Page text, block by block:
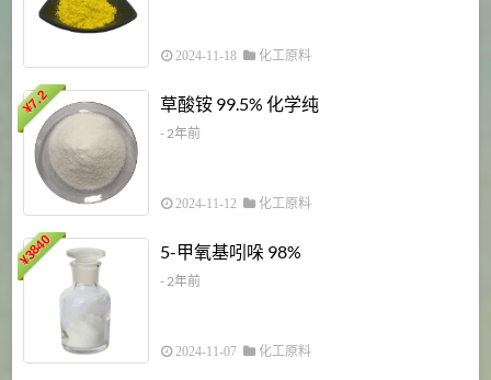
2024-11-18 化工原料
¥
7.2 草酸铵 99.5% 化学纯
- 2年前
2024-11-12 化工原料
¥
3840 5-甲氧基吲哚 98%
- 2年前
2024-11-07 化工原料